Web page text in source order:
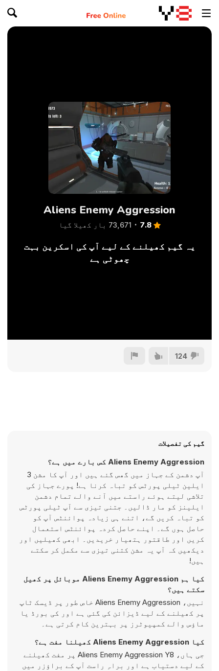
Aliens Enemy Aggression
7.8 73,671 بار کھیلا گیا
یہ گیم کھیلنے کے لیے آپ کی اسکرین بہت
چھوٹی ہے
124
گیم کی تفصیلات
Aliens Enemy Aggression کس بارے میں ہے؟
آپ دشمن کے جہاز میں گھس گئے ہیں اور آپ کا مشن 3
ایلین ٹیلی پورٹس کو تباہ کرنا ہے! پورے جہاز کی
تلاشی لیتے ہوئے راستے میں آنے والے تمام دشمن
ایلینز کو مار ڈالیں۔ جتنی تیزی سے آپ ٹیلی پورٹس
کو تباہ کریں گے، اتنے ہی زیادہ پوائنٹس آپ کو
حاصل ہوں گے۔ اپنے حاصل کردہ پوائنٹس استعمال
کریں اور طاقتور ہتھیار خریدیں۔ ابھی کھیلیں اور
دیکھیں کہ آپ یہ مشن کتنی تیزی سے مکمل کر سکتے
ہیں!
کیا ہم Aliens Enemy Aggression موبائل پر کھیل
سکتے ہیں؟
نہیں، Aliens Enemy Aggression خاص طور پر ڈیسک ٹاپ
پر کھیلنے کے لیے ڈیزائن کی گئی ہے اور کی بورڈ یا
ماؤس والے کمپیوٹرز پر بہترین کام کرتی ہے۔
کیا Aliens Enemy Aggression کھیلنا مفت ہے؟
جی ہاں، Aliens Enemy Aggression Y8 پر مفت کھیلنے
کے لیے دستیاب ہے اور براہِ راست آپ کے براؤزر میں